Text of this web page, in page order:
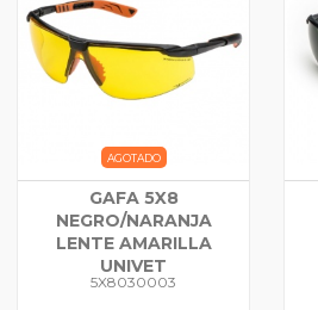
AGOTADO
GAFA 5X8
NEGRO/NARANJA
LENTE AMARILLA
UNIVET
5X8030003